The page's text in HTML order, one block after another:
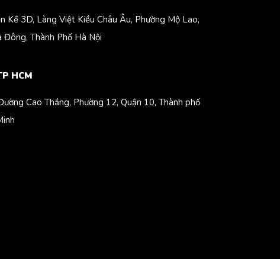
Kề 3D, Làng Việt Kiều Châu Âu, Phường Mộ Lao,
Đông, Thành Phố Hà Nội
HCM
Cao Thắng, Phường 12, Quận 10, Thành phố